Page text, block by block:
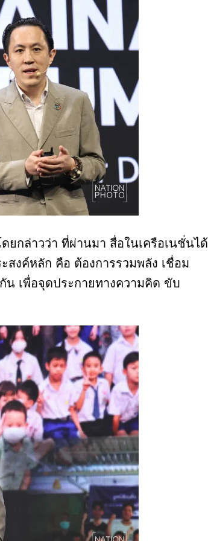
ดยกล่าวว่า ที่ผ่านมา สื่อในเครือเนชั่นได้
งค์หลัก คือ ต้องการรวมพลัง เชื่อม
เพื่อจุดประกายทางความคิด ขับ